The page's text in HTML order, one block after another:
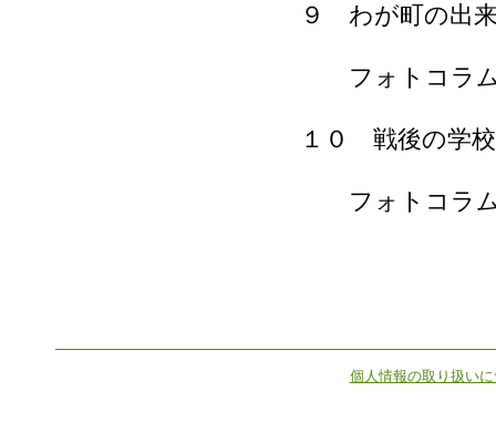
９ わが町の出
フォトコラ
１０ 戦後の学校
フォトコラ
個人情報の取り扱い